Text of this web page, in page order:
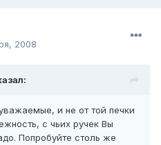
2008
и не от той печки
с чьих ручек Вы
Попробуйте столь же